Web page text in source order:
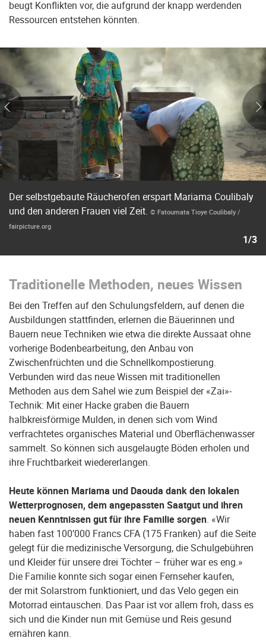
beugt Konflikten vor, die aufgrund der knapp werdenden
Ressourcen entstehen könnten.
Der selbstgebaute Räucherofen erspart Mariama Coulibaly
und den anderen Frauen viel Zeit. © Fatoumata Tioye Coulibaly /
fairpicture.org
1/3
Traditionelle Methoden, neues Wissen
Bei den Treffen auf den Schulungsfeldern, auf denen die
Ausbildungen stattfinden, erlernen die Bäuerinnen und
Bauern neue Techniken wie etwa die direkte Aussaat ohne
vorherige Bodenbearbeitung, den Anbau von
Zwischenfrüchten und die Schnellkompostierung.
Verbunden wird das neue Wissen mit traditionellen
Methoden aus dem Sahel wie zum Beispiel der «Zai»-
Technik: Mit einer Hacke graben die Bauern
halbkreisförmige Mulden, in denen sich vom Wind
verfrachtetes organisches Material und Oberflächenwasser
sammelt. So können sich ausgelaugte Böden erholen und
ihre Fruchtbarkeit wiedererlangen.
Heute können Mariama und Daouda dank den lokalen
Wetterprognosen, dem angepassten Saatgut und ihren
neuen Kenntnissen gut für ihre Familie sorgen. «Wir
haben fast 100’000 Francs CFA (175 Franken) auf die Seite
gelegt für die medizinische Versorgung, die Schulgebühren
und Kleider für unsere drei Töchter – früher war es eng.»
Die Familie konnte sich sogar einen Fernseher kaufen,
der mit Solarstrom funktioniert, und das Velo gegen ein
Motorrad eintauschen. Das Paar ist vor allem froh, dass es
sich und die Kinder nun mit Gemüse und Reis gesund
ernähren kann.